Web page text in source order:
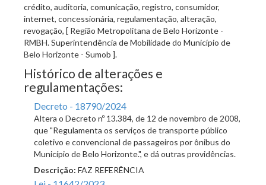
crédito, auditoria, comunicação, registro, consumidor,
internet, concessionária, regulamentação, alteração,
revogação, [ Região Metropolitana de Belo Horizonte -
RMBH. Superintendência de Mobilidade do Município de
Belo Horizonte - Sumob ].
Histórico de alterações e
regulamentações:
Decreto - 18790/2024
Altera o Decreto nº 13.384, de 12 de novembro de 2008,
que "Regulamenta os serviços de transporte público
coletivo e convencional de passageiros por ônibus do
Município de Belo Horizonte.", e dá outras providências.
Descrição: FAZ REFERÊNCIA